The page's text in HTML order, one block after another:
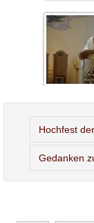
Hochfest
Gedanken